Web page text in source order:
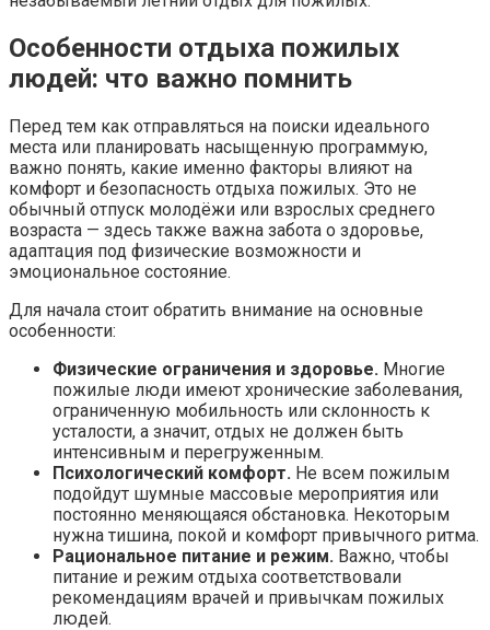
Особенности отдыха пожилых
людей: что важно помнить
Перед тем как отправляться на поиски идеального
места или планировать насыщенную программую,
важно понять, какие именно факторы влияют на
комфорт и безопасность отдыха пожилых. Это не
обычный отпуск молодёжи или взрослых среднего
возраста — здесь также важна забота о здоровье,
адаптация под физические возможности и
эмоциональное состояние.
Для начала стоит обратить внимание на основные
особенности:
Физические ограничения и здоровье. Многие
пожилые люди имеют хронические заболевания,
ограниченную мобильность или склонность к
усталости, а значит, отдых не должен быть
интенсивным и перегруженным.
Психологический комфорт. Не всем пожилым
подойдут шумные массовые мероприятия или
постоянно меняющаяся обстановка. Некоторым
нужна тишина, покой и комфорт привычного ритма.
Рациональное питание и режим. Важно, чтобы
питание и режим отдыха соответствовали
рекомендациям врачей и привычкам пожилых
людей.